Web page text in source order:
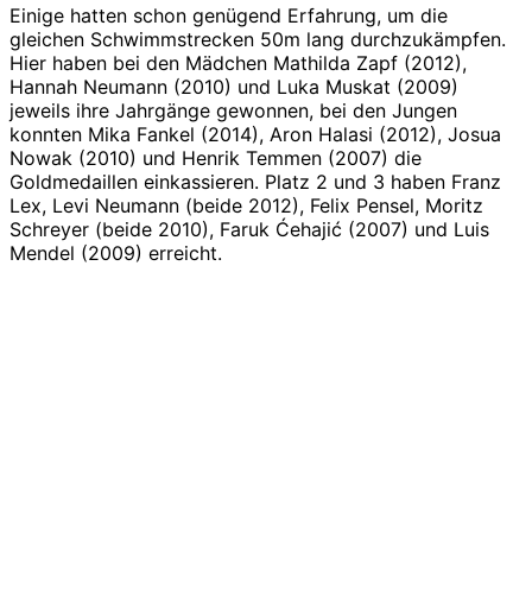
Einige hatten schon genügend Erfahrung, um die
gleichen Schwimmstrecken 50m lang durchzukämpfen.
Hier haben bei den Mädchen Mathilda Zapf (2012),
Hannah Neumann (2010) und Luka Muskat (2009)
jeweils ihre Jahrgänge gewonnen, bei den Jungen
konnten Mika Fankel (2014), Aron Halasi (2012), Josua
Nowak (2010) und Henrik Temmen (2007) die
Goldmedaillen einkassieren. Platz 2 und 3 haben Franz
Lex, Levi Neumann (beide 2012), Felix Pensel, Moritz
Schreyer (beide 2010), Faruk Ćehajić (2007) und Luis
Mendel (2009) erreicht.